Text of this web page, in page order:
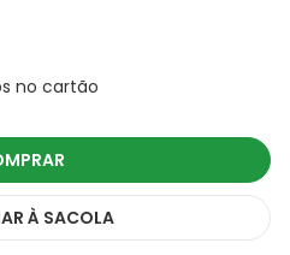
no cartão
À SACOLA